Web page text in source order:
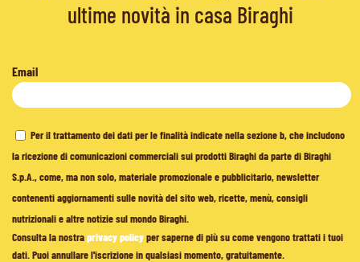
ultime novità in casa Biraghi
Email
Per il trattamento dei dati per le finalità indicate nella sezione b, che includono
la ricezione di comunicazioni commerciali sui prodotti Biraghi da parte di Biraghi
S.p.A., come, ma non solo, materiale promozionale e pubblicitario, newsletter
contenenti aggiornamenti sulle novità del sito web, ricette, menù, consigli
nutrizionali e altre notizie sul mondo Biraghi.
Consulta la nostraprivacy policyper saperne di più su come vengono trattati i tuoi
dati. Puoi annullare l'iscrizione in qualsiasi momento, gratuitamente.